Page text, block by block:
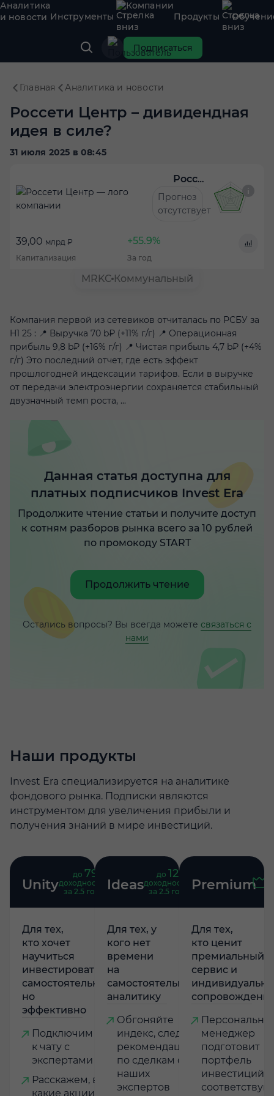
Аналитика
и новости Инструменты
Компании
Продукты
Подписаться
Главная Аналитика и новости
Россети Центр – дивидендная
идея в силе?
31 июля 2025 в 08:45
Россети Центр
Прогноз
отсутствует
39,00 млрд ₽ +55.9%
Капитализация За год
MRKC Коммунальный
Компания первой из сетевиков отчиталась по РСБУ за
H1 25 : 📍 Выручка 70 b₽ (+11% г/г) 📍 Операционная
прибыль 9,8 b₽ (+16% г/г) 📍 Чистая прибыль 4,7 b₽ (+4%
г/г) Это последний отчет, где есть эффект
прошлогодней индексации тарифов. Если в выручке
от передачи электроэнергии сохраняется стабильный
двузначный темп роста, ...
Данная статья доступна для
платных подписчиков Invest Era
Продолжите чтение статьи и получите доступ
к сотням разборов рынка всего за 10 рублей
по промокоду START
Продолжить чтение
Остались вопросы? Вы всегда можете связаться с
нами
Наши продукты
Invest Era специализируется на аналитике
фондового рынка. Подписки являются
инструментом для увеличения прибыли и
получения знаний в мире инвестиций.
Unity
до 79
доходность
за 2.5 года
Для тех,
кто хочет
научиться
инвестировать
самостоятельно,
но
эффективно
Подключим
к чату с
экспертами
Расскажем, в
какие акции
Ideas
до 121
доходность
за 2.5 года
Для тех, у
кого нет
времени
на
самостоятельную
аналитику
Обгоняйте
индекс, следуя
рекомендациям
по сделкам от
наших
экспертов
Premium
Для тех,
кто ценит
премиальный
сервис и
менеджер
подготовит
портфель
инвестиций,